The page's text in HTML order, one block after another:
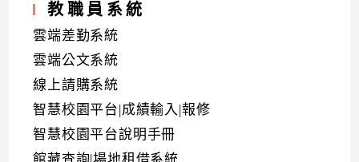
教職員系統
雲端差勤系統
雲端公文系統
線上請購系統
智慧校園平台|成績輸入|報修
智慧校園平台說明手冊